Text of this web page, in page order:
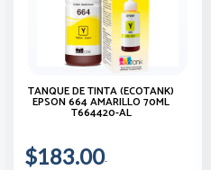
TANQUE DE TINTA (ECOTANK)
EPSON 664 AMARILLO 70ML
T664420-AL
$183.00